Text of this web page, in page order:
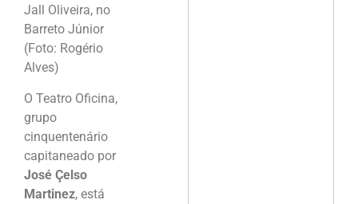
Jall Oliveira, no
Barreto Júnior
(Foto: Rogério
Alves)
O Teatro Oficina,
grupo
cinquentenário
capitaneado por
José Çelso
Martinez, está